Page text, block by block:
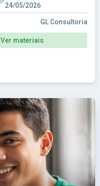
24/05/2026
GL Consultoria
Ver materiais